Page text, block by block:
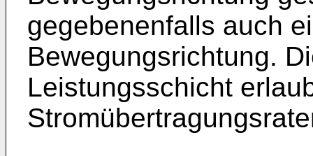
gegebenenfalls auch
Bewegungsrichtung.
Leistungsschicht